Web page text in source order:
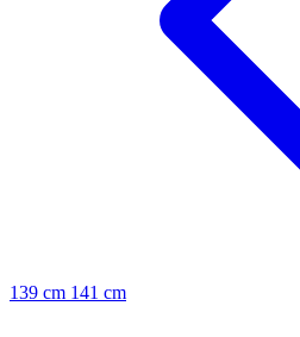
139 cm 141 cm